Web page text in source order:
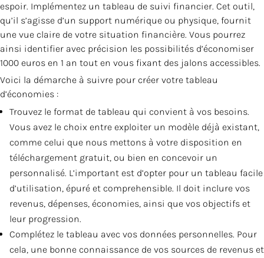
espoir. Implémentez un tableau de suivi financier. Cet outil,
qu’il s’agisse d’un support numérique ou physique, fournit
une vue claire de votre situation financière. Vous pourrez
ainsi identifier avec précision les possibilités d’économiser
1000 euros en 1 an tout en vous fixant des jalons accessibles.
Voici la démarche à suivre pour créer votre tableau
d’économies :
Trouvez le format de tableau qui convient à vos besoins.
Vous avez le choix entre exploiter un modèle déjà existant,
comme celui que nous mettons à votre disposition en
téléchargement gratuit, ou bien en concevoir un
personnalisé. L’important est d’opter pour un tableau facile
d’utilisation, épuré et comprehensible. Il doit inclure vos
revenus, dépenses, économies, ainsi que vos objectifs et
leur progression.
Complétez le tableau avec vos données personnelles. Pour
cela, une bonne connaissance de vos sources de revenus et